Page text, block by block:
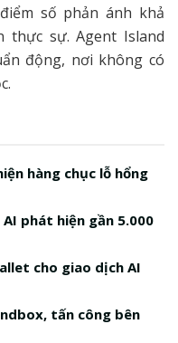
số phản ánh khả
sự. Agent Island
động, nơi không có
hàng chục lỗ hổng
phát hiện gần 5.000
cho giao dịch AI
tấn công bên